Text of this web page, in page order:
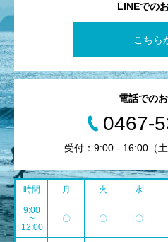
LINEでの
こちら
電話での
0467-
受付：9:00 - 16:00（土
時間 月 火 水
9:00
~
12:00
〇 〇 〇